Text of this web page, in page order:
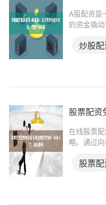
A股配资是
的资金撬
值得考虑
炒股
在线股票
略。通过
债可以获
股票